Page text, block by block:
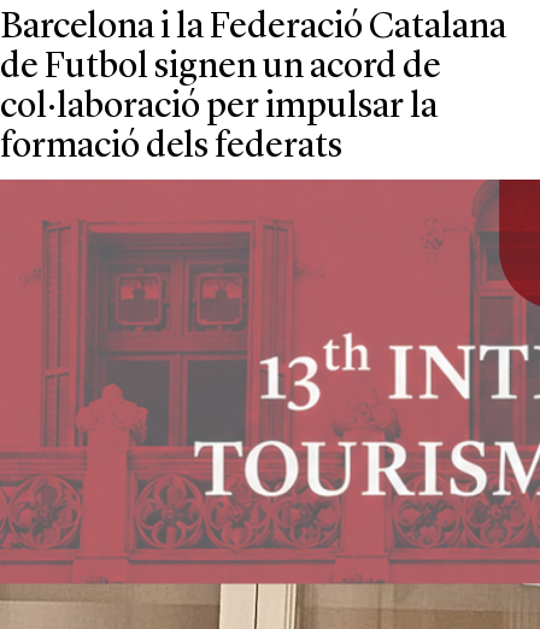
Barcelona i la Federació Catalana
de Futbol signen un acord de
col·laboració per impulsar la
formació dels federats